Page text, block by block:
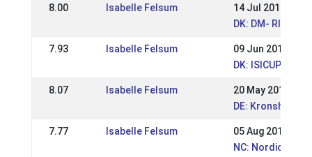
8.00 Isabelle Felsum
14 Jul 2013
DK: DM- RID 2013
7.93 Isabelle Felsum
09 Jun 2013
DK: ISICUP Finale
8.07 Isabelle Felsum
20 May 2013
DE: Kronshof
7.77 Isabelle Felsum
05 Aug 2012
NC: Nordic